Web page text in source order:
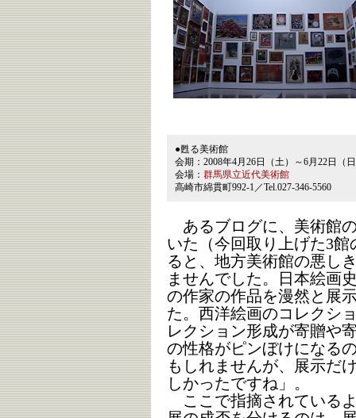
●甦る美術館
会期：2008年4月26日（土）～6月22日（
会場： 群馬県立近代美術館
高崎市綿貫町992-1／Tel.027-346-5560
あるブログに、美術館
いた（今回取り上げた3
ると、地方美術館の悪し
ませんでした。日本絵画
の作家の作品を漫然と展
た。西洋絵画のコレクシ
レクション形成が寄贈や
の性格がピンぼけになる
もしれませんが、展示だ
しかったですね」。
ここで指摘されている